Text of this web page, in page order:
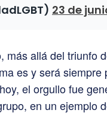
23 de
más allá del triunfo
es y será siempre
el orgullo fue
en un ejemplo